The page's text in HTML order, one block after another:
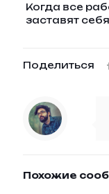
Когда все
заставят
Поделиться
Похожие